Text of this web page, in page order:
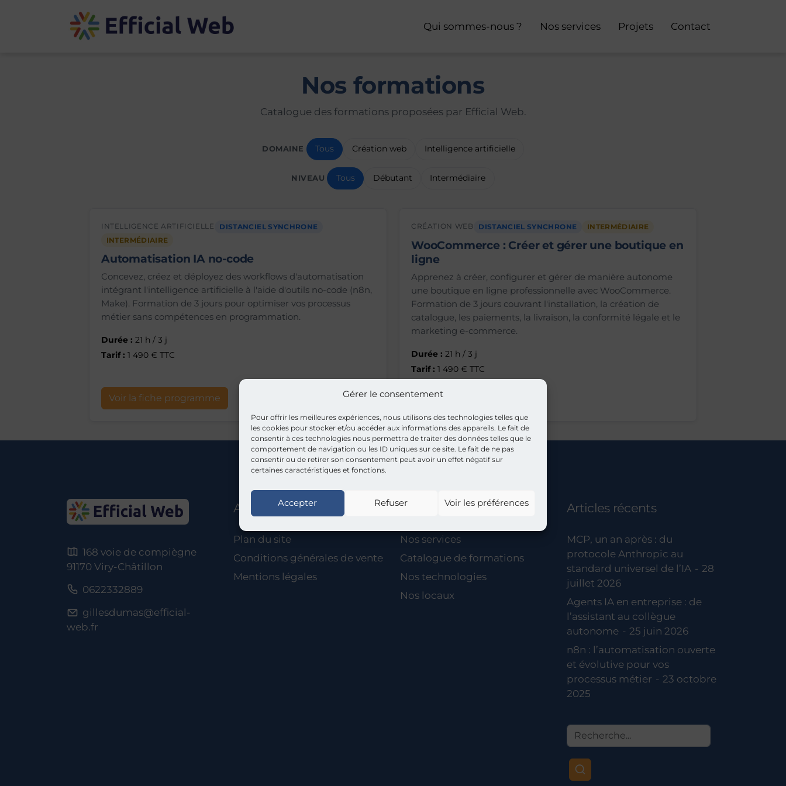
Gérer le consentement
Pour offrir les meilleures expériences, nous utilisons des technologies telles que
les cookies pour stocker et/ou accéder aux informations des appareils. Le fait de
consentir à ces technologies nous permettra de traiter des données telles que le
comportement de navigation ou les ID uniques sur ce site. Le fait de ne pas
consentir ou de retirer son consentement peut avoir un effet négatif sur
certaines caractéristiques et fonctions.
Accepter Refuser Voir les préférences
Qui sommes-nous ? Nos services Projets Contact
Nos formations
Catalogue des formations proposées par Efficial Web.
DOMAINE Tous Création web Intelligence artificielle
NIVEAU Tous Débutant Intermédiaire
INTELLIGENCE ARTIFICIELLE
DISTANCIEL SYNCHRONE
INTERMÉDIAIRE
Automatisation IA no-code
Concevez, créez et déployez des workflows d'automatisation
intégrant l'intelligence artificielle à l'aide d'outils no-code (n8n,
Make). Formation de 3 jours pour optimiser vos processus
métier sans compétences en programmation.
Durée : 21 h / 3 j
Tarif : 1 490 € TTC
Voir la fiche programme
CRÉATION WEB DISTANCIEL SYNCHRONE INTERMÉDIAIRE
WooCommerce : Créer et gérer une boutique en
ligne
Apprenez à créer, configurer et gérer de manière autonome
une boutique en ligne professionnelle avec WooCommerce.
Formation de 3 jours couvrant l'installation, la création de
catalogue, les paiements, la livraison, la conformité légale et le
marketing e-commerce.
Durée : 21 h / 3 j
Tarif : 1 490 € TTC
Voir la fiche programme
168 voie de compiègne
91170 Viry-Châtillon
0622332889
gillesdumas@efficial-
web.fr
Assistance
Plan du site
Conditions générales de vente
Mentions légales
Pages
Nos services
Catalogue de formations
Nos technologies
Nos locaux
Articles récents
MCP, un an après : du
protocole Anthropic au
standard universel de l’IA
28
juillet 2026
Agents IA en entreprise : de
l’assistant au collègue
autonome
25 juin 2026
n8n : l’automatisation ouverte
et évolutive pour vos
processus métier
23 octobre
2025
Recherche